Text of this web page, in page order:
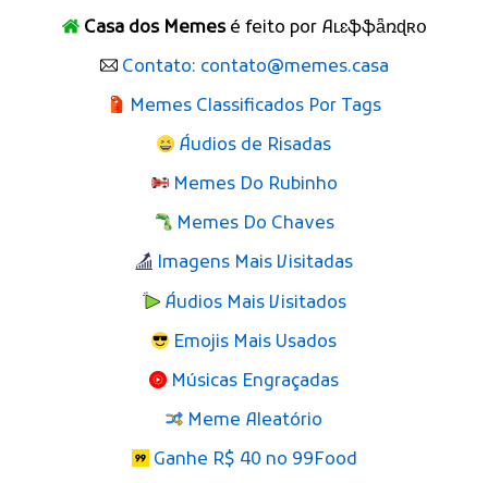
Casa dos Memesé feito por Aʟɛֆֆǟռɖʀօ
Contato: contato@memes.casa
Memes Classificados Por Tags
Áudios de Risadas
Memes Do Rubinho
Memes Do Chaves
Imagens Mais Visitadas
Áudios Mais Visitados
Emojis Mais Usados
Músicas Engraçadas
Meme Aleatório
Ganhe R$ 40 no 99Food